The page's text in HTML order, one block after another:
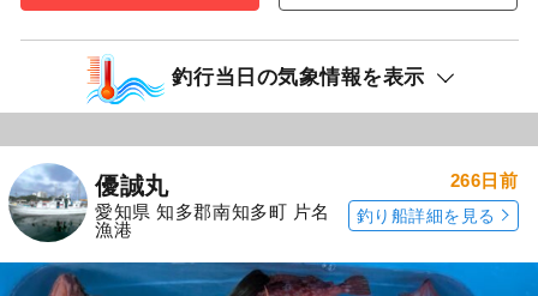
釣行当日の気象情報を表示
優誠丸
愛知県 知多郡南知多町 片名
漁港
266日前
釣り船詳細を見る